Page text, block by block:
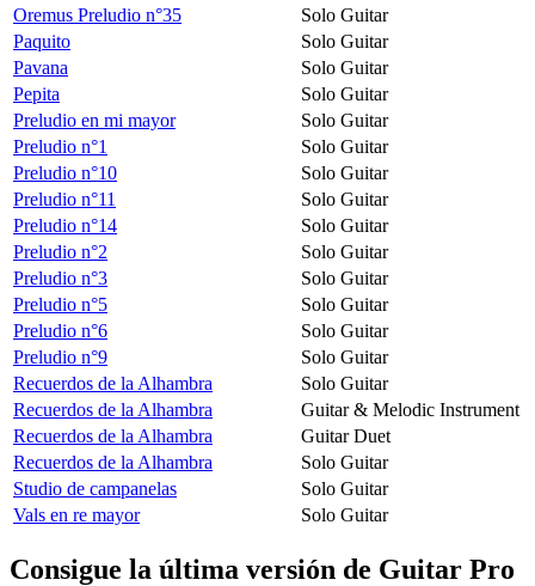
Oremus Preludio n°35
Solo Guitar
Paquito
Solo Guitar
Pavana
Solo Guitar
Pepita
Solo Guitar
Preludio en mi mayor
Solo Guitar
Preludio n°1
Solo Guitar
Preludio n°10
Solo Guitar
Preludio n°11
Solo Guitar
Preludio n°14
Solo Guitar
Preludio n°2
Solo Guitar
Preludio n°3
Solo Guitar
Preludio n°5
Solo Guitar
Preludio n°6
Solo Guitar
Preludio n°9
Solo Guitar
Recuerdos de la Alhambra
Solo Guitar
Recuerdos de la Alhambra
Guitar & Melodic Instrument
Recuerdos de la Alhambra
Guitar Duet
Recuerdos de la Alhambra
Solo Guitar
Studio de campanelas
Solo Guitar
Vals en re mayor
Solo Guitar
Consigue la última versión de Guitar Pro